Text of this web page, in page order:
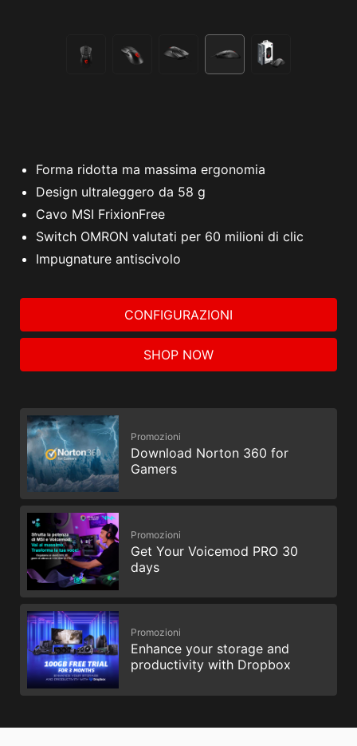
Forma ridotta ma massima ergonomia
Design ultraleggero da 58 g
Cavo MSI FrixionFree
Switch OMRON valutati per 60 milioni di clic
Impugnature antiscivolo
CONFIGURAZIONI
SHOP NOW
Promozioni
Download Norton 360 for
Gamers
Promozioni
Get Your Voicemod PRO 30
days
Promozioni
Enhance your storage and
productivity with Dropbox